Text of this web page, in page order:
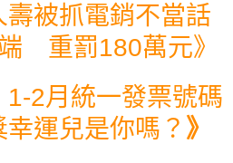
被抓電銷不當話
重罰180萬元》
1-2月統一發票號碼
運兒是你嗎？ 》